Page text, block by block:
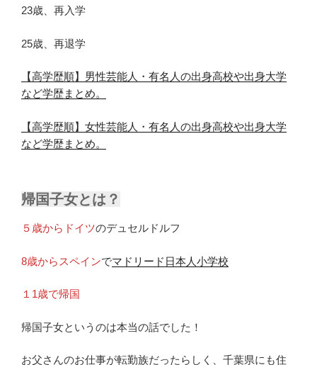
23歳、再入学
25歳、再退学
【高学歴順】男性芸能人・有名人の出身高校や出身大学
など学歴まとめ。
【高学歴順】女性芸能人・有名人の出身高校や出身大学
など学歴まとめ。
帰国子女とは？
５歳からドイツのデュセルドルフ
8歳からスペインでマドリード日本人小学校
１1歳で帰国
帰国子女というのは本当の話でした！
お父さんのお仕事が転勤族だったらしく、千葉県にも住